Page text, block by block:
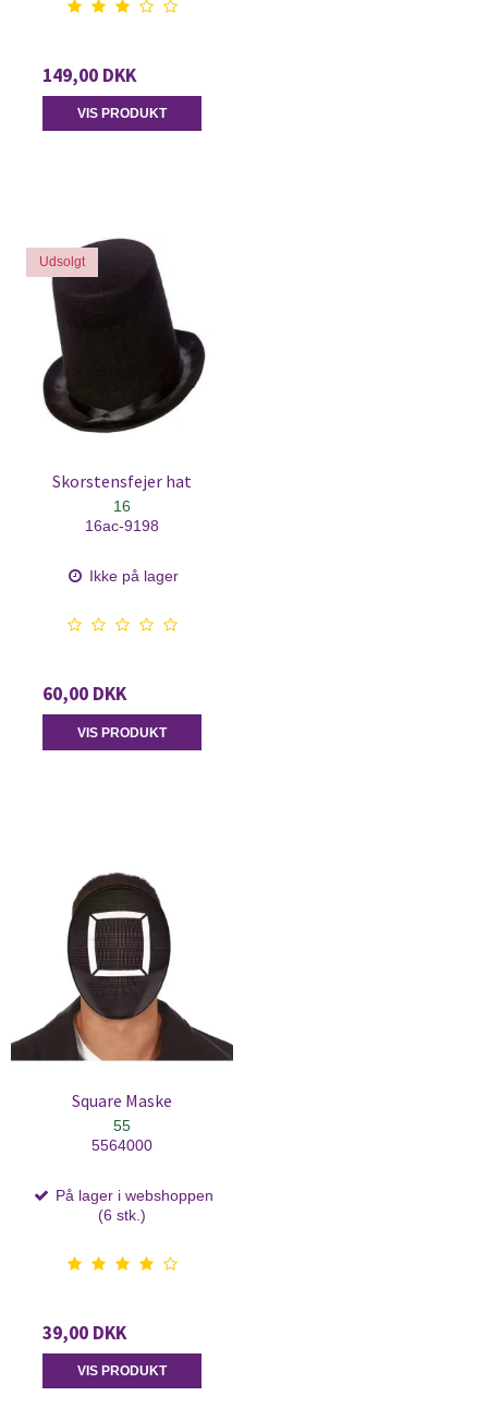
149,00 DKK
VIS PRODUKT
Udsolgt
Skorstensfejer hat
16
16ac-9198
Ikke på lager
60,00 DKK
VIS PRODUKT
Square Maske
55
5564000
På lager i webshoppen
(6 stk.)
39,00 DKK
VIS PRODUKT